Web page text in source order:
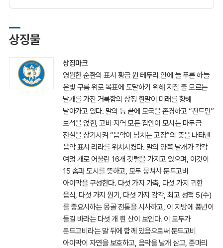
상징물
상징마크
영원한 순환의 표시 황금 원 테두리 안에 늘 푸른 하늘
은빛 구름 위로 목표에 도달하기 위해 지칠 줄 모르는
날개를 가진 거룩함의 상징 흰말이 미래를 향해
날아가고 있다. 말의 등 끝에 모국을 존경하고 “찬드만”
보석을 얹힌, 고비 지역 모든 집안이 모시는 마두금
전설을 상기시켜 “음악이 넘치는 고장”의 뜻을 나타낸
음악 표시 리라를 위치시켰다. 말의 양쪽 날개가 각각
여덟 개로 어울린 16개 깃털을 가지고 있으며, 이것이
15 솜과 도시를 뜻하고, 모두 뭉쳐서 둔드고비
아이막을 구성한다. 다섯 가지 가축, 다섯 가지 귀한
음식, 다섯 가지 원기, 다섯 가지 감각, 최고 성적 5(수)
를 중요시하는 몽골 전통을 시사하고, 이 지방에 풍년이
들길 바라는 다섯 개 흰 산이 보인다. 이 모두가
둔드고비라는 말 뒤에 함께 있음으로써 둔드고비
아이막이 자연을 보호하고, 음악을 날개 삼고, 준마의